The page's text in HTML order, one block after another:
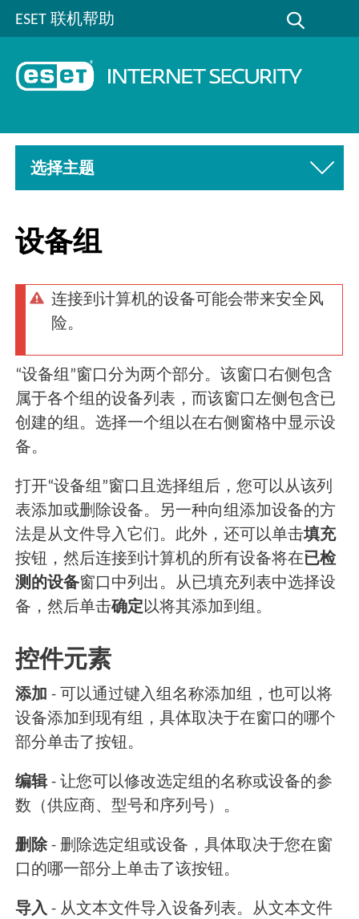
ESET 联机帮助
选择主题
设备组
连接到计算机的设备可能会带来安全风
险。
“设备组”窗口分为两个部分。该窗口右侧包含
属于各个组的设备列表，而该窗口左侧包含已
创建的组。选择一个组以在右侧窗格中显示设
备。
打开“设备组”窗口且选择组后，您可以从该列
表添加或删除设备。另一种向组添加设备的方
法是从文件导入它们。此外，还可以单击填充
按钮，然后连接到计算机的所有设备将在已检
测的设备窗口中列出。从已填充列表中选择设
备，然后单击确定以将其添加到组。
控件元素
添加 - 可以通过键入组名称添加组，也可以将
设备添加到现有组，具体取决于在窗口的哪个
部分单击了按钮。
编辑- 让您可以修改选定组的名称或设备的参
数（供应商、型号和序列号）。
删除- 删除选定组或设备，具体取决于您在窗
口的哪一部分上单击了该按钮。
导入 - 从文本文件导入设备列表。从文本文件